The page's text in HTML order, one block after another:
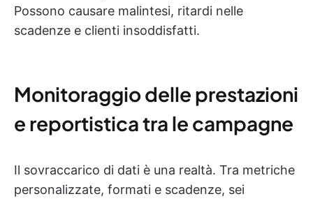
Possono causare malintesi, ritardi nelle
scadenze e clienti insoddisfatti.
Monitoraggio delle prestazioni
e reportistica tra le campagne
Il sovraccarico di dati è una realtà. Tra metriche
personalizzate, formati e scadenze, sei